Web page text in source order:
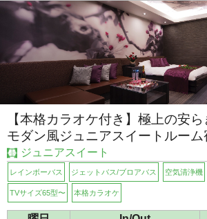
【本格カラオケ付き】極上の安
モダン風ジュニアスイートルー
ジュニアスイート
レインボーバス ジェットバス/ブロアバス 空気清浄機
TVサイズ65型〜 本格カラオケ